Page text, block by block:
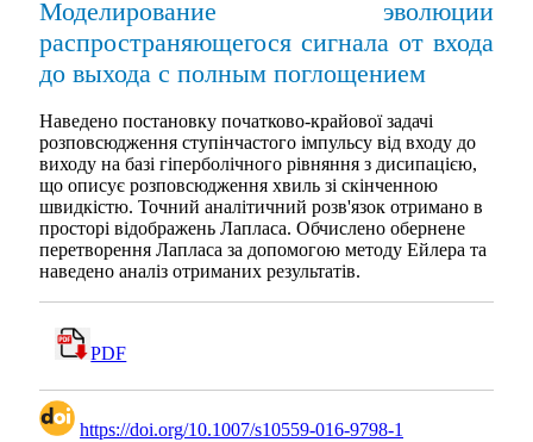
Моделирование эволюции
распространяющегося сигнала от входа
до выхода с полным поглощением
Наведено постановку початково-крайової задачі
розповсюдження ступінчастого імпульсу від входу до
виходу на базі гіперболічного рівняння з дисипацією,
що описує розповсюдження хвиль зі скінченною
швидкістю. Точний аналітичний розв'язок отримано в
просторі відображень Лапласа. Обчислено обернене
перетворення Лапласа за допомогою методу Ейлера та
наведено аналіз отриманих результатів.
PDF
https://doi.org/10.1007/s10559-016-9798-1